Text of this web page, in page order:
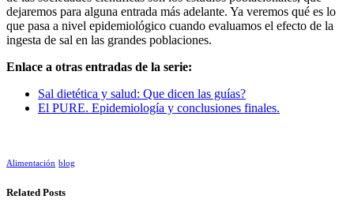
dejaremos para alguna entrada más adelante. Ya veremos qué es lo
que pasa a nivel epidemiológico cuando evaluamos el efecto de la
ingesta de sal en las grandes poblaciones.
Enlace a otras entradas de la serie:
Sal dietética y salud: Que dicen las guías?
El PURE. Epidemiología y conclusiones finales.
Alimentación blog
Related Posts